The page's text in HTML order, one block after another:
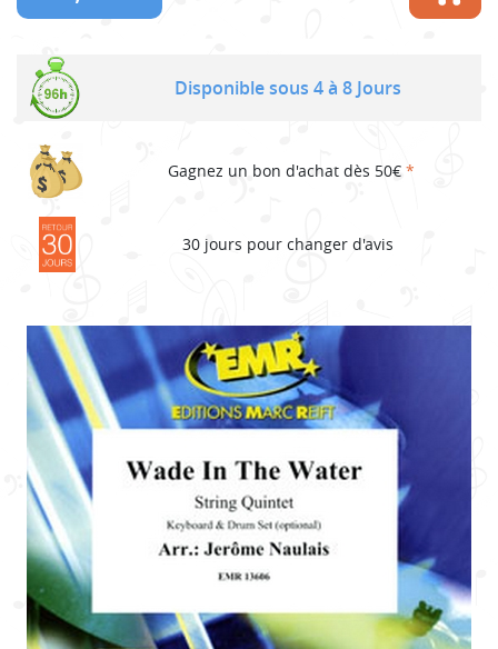
Disponible sous 4 à 8 Jours
Gagnez un bon d'achat dès 50€ *
30 jours pour changer d'avis